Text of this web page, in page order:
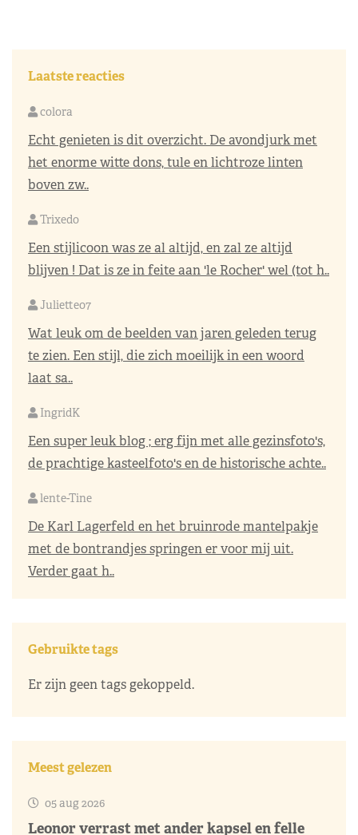
Laatste reacties
colora
Echt genieten is dit overzicht. De avondjurk met
het enorme witte dons, tule en lichtroze linten
boven zw..
Trixedo
Een stijlicoon was ze al altijd, en zal ze altijd
blijven ! Dat is ze in feite aan 'le Rocher' wel (tot h..
Juliette07
Wat leuk om de beelden van jaren geleden terug
te zien. Een stijl, die zich moeilijk in een woord
laat sa..
IngridK
Een super leuk blog ; erg fijn met alle gezinsfoto's,
de prachtige kasteelfoto's en de historische achte..
lente-Tine
De Karl Lagerfeld en het bruinrode mantelpakje
met de bontrandjes springen er voor mij uit.
Verder gaat h..
Gebruikte tags
Er zijn geen tags gekoppeld.
Meest gelezen
05 aug 2026
Leonor verrast met ander kapsel en felle